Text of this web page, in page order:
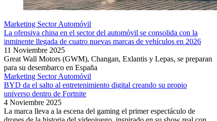
Marketing Sector Automóvil
La ofensiva china en el sector del automóvil se consolida con la
inminente llegada de cuatro nuevas marcas de vehículos en 2026
11 Noviembre 2025
Great Wall Motors (GWM), Changan, Exlantis y Lepas, se preparan
para su desembarco en España
Marketing Sector Automóvil
BYD da el salto al entretenimiento digital creando su propio
universo dentro de Fortnite
4 Noviembre 2025
La marca lleva a la escena del gaming el primer espectáculo de